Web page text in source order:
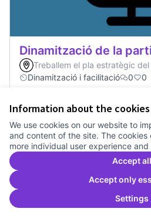
Information about the
We use cookies on our website to
and content of the site. The cookies
more individual user experience
Accept all
Accept only
Settings
Dinamització de la
Treballem el pla estratègic del
Dinamització i facilitació
0 0
Vote